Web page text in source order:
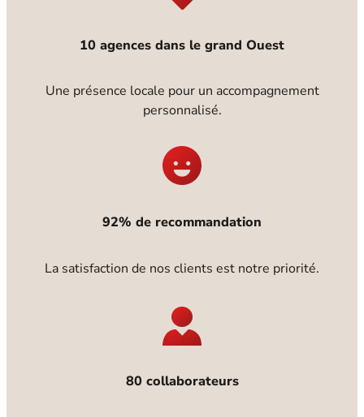
10 agences dans le grand Ouest
Une présence locale pour un accompagnement
personnalisé.
92% de recommandation
La satisfaction de nos clients est notre priorité.
80 collaborateurs